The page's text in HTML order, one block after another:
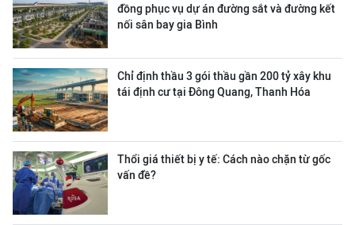
đồng phục vụ dự án đường sắt và đường kết
nối sân bay gia Bình
Chỉ định thầu 3 gói thầu gần 200 tỷ xây khu
tái định cư tại Đông Quang, Thanh Hóa
Thổi giá thiết bị y tế: Cách nào chặn từ gốc
vấn đề?